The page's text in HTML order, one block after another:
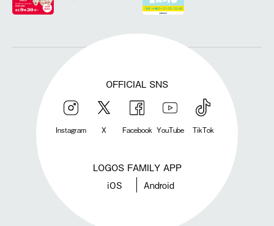
OFFICIAL SNS
Instagram X Facebook YouTube TikTok
LOGOS FAMILY APP
iOS Android